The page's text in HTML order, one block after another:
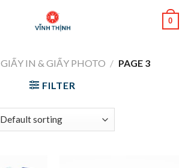
0
GIẤY IN & GIẤY PHOTO / PAGE 3
FILTER